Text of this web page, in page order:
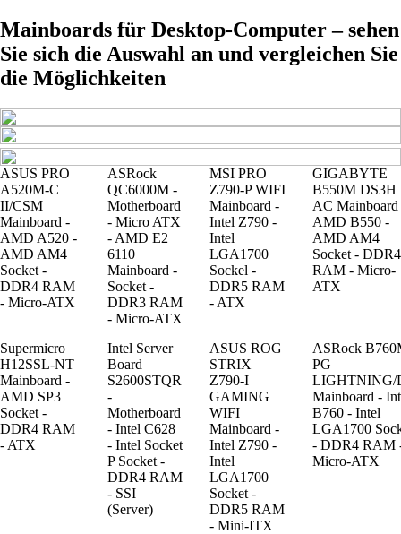
Mainboards für Desktop-Computer – sehen
Sie sich die Auswahl an und vergleichen Sie
die Möglichkeiten
ASUS PRO
A520M-C
II/CSM
Mainboard -
AMD A520 -
AMD AM4
Socket -
DDR4 RAM
- Micro-ATX
ASRock
QC6000M -
Motherboard
- Micro ATX
- AMD E2
6110
Mainboard -
Socket -
DDR3 RAM
- Micro-ATX
MSI PRO
Z790-P WIFI
Mainboard -
Intel Z790 -
Intel
LGA1700
Sockel -
DDR5 RAM
- ATX
GIGABYTE
B550M DS3H
AC Mainboard
AMD B550 -
AMD AM4
Socket - DDR4
RAM - Micro-
ATX
Supermicro
H12SSL-NT
Mainboard -
AMD SP3
Socket -
DDR4 RAM
- ATX
Intel Server
Board
S2600STQR
-
Motherboard
- Intel C628
- Intel Socket
P Socket -
DDR4 RAM
- SSI
(Server)
ASUS ROG
STRIX
Z790-I
GAMING
WIFI
Mainboard -
Intel Z790 -
Intel
LGA1700
Socket -
DDR5 RAM
- Mini-ITX
ASRock
PG
LIGHTNING/
Mainboard -
B760 - Intel
LGA1700
- DDR4 RAM
Micro-ATX